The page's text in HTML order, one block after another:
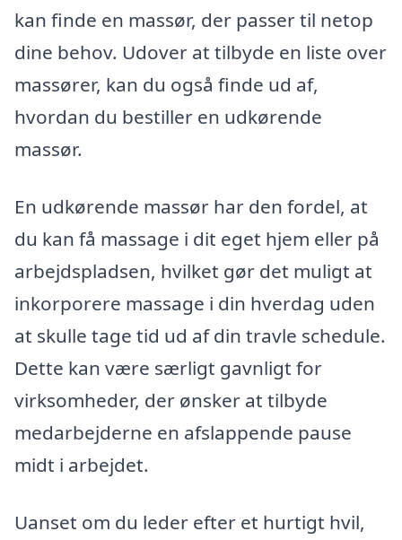
kan finde en massør, der passer til netop
dine behov. Udover at tilbyde en liste over
massører, kan du også finde ud af,
hvordan du bestiller en udkørende
massør.
En udkørende massør har den fordel, at
du kan få massage i dit eget hjem eller på
arbejdspladsen, hvilket gør det muligt at
inkorporere massage i din hverdag uden
at skulle tage tid ud af din travle schedule.
Dette kan være særligt gavnligt for
virksomheder, der ønsker at tilbyde
medarbejderne en afslappende pause
midt i arbejdet.
Uanset om du leder efter et hurtigt hvil,